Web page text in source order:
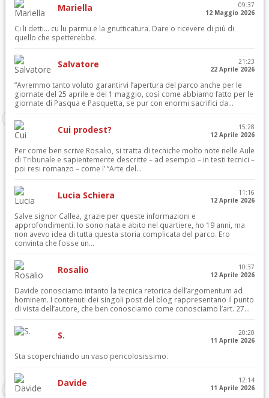
Mariella
09:37
12 Maggio 2026
Ci li detti… cu lu parmu e la gnutticatura. Dare o ricevere di più di
quello che spetterebbe.
Salvatore
21:23
22 Aprile 2026
“Avremmo tanto voluto garantirvi l’apertura del parco anche per le
giornate del 25 aprile e del 1 maggio, così come abbiamo fatto per le
giornate di Pasqua e Pasquetta, se pur con enormi sacrifici da...
Cui prodest?
15:28
12 Aprile 2026
Per come ben scrive Rosalio, si tratta di tecniche molto note nelle Aule
di Tribunale e sapientemente descritte – ad esempio – in testi tecnici –
poi resi romanzo – come l’ “Arte del...
Lucia Schiera
11:16
12 Aprile 2026
Salve signor Callea, grazie per queste informazioni e
approfondimenti. Io sono nata e abito nel quartiere, ho 19 anni, ma
non avevo idea di tutta questa storia complicata del parco. Ero
convinta che fosse un...
Rosalio
10:37
12 Aprile 2026
Davide conosciamo intanto la tecnica retorica dell’argomentum ad
hominem. I contenuti dei singoli post del blog rappresentano il punto
di vista dell’autore, che ben conosciamo come conosciamo l’art. 27...
S.
20:20
11 Aprile 2026
Sta scoperchiando un vaso pericolosissimo.
Davide
12:14
11 Aprile 2026